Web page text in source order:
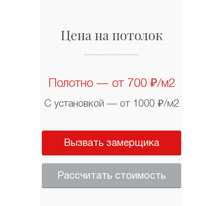
Цена на потолок
Полотно — от 700 ₽/м2
С установкой — от 1000 ₽/м2
Вызвать замерщика
Рассчитать стоимость